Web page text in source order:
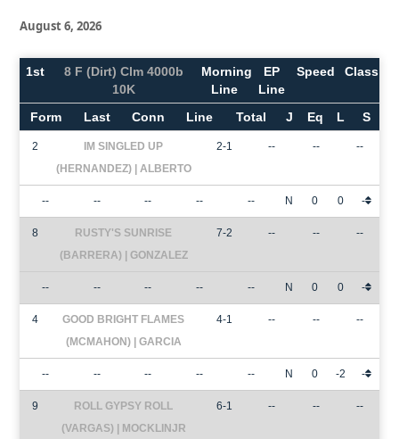
August 6, 2026
1st
8 F (Dirt) Clm 4000b
10K
Morning
Line
EP
Line
Speed Class
Form Last Conn Line Total J Eq L S
2
IM SINGLED UP
(HERNANDEZ) | ALBERTO
2-1 -- -- --
-- -- -- -- -- N 0 0 -
8
RUSTY'S SUNRISE
(BARRERA) | GONZALEZ
7-2 -- -- --
-- -- -- -- -- N 0 0 -
4
GOOD BRIGHT FLAMES
(MCMAHON) | GARCIA
4-1 -- -- --
-- -- -- -- -- N 0 -2 -
9
ROLL GYPSY ROLL
(VARGAS) | MOCKLINJR
6-1 -- -- --